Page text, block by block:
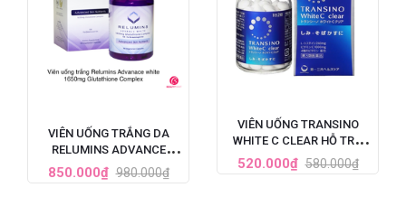
VIÊN UỐNG TRẮNG DA
RELUMINS ADVANCE
WHITE GLUTATHIONE
COMPLEX (1650MG X 90
850.000₫ 980.000₫
VIÊN UỐNG TRANSINO
WHITE C CLEAR HỖ TRỢ
TRẮNG DA CẢI THIỆN NÁM
120 VIÊN (MẪU MỚI NHẤT)
520.000₫ 580.000₫